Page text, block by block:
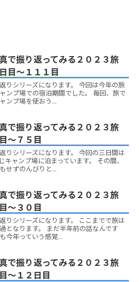
で振り返ってみる２０２３旅
目～１１１目
りシリーズになります。 今回は今年の旅
ンプ場での宿泊期間でした。 毎回、旅で
ンプ場を使おう...
で振り返ってみる２０２３旅
～７５目
りシリーズになります。 今回の三日間は
キャンプ場に泊まっています。 その間、
せずのんびりと...
で振り返ってみる２０２３旅
～３０目
りシリーズになります。 ここまでで旅は
となります。 まだ半年前の話なんです
今年っていう感覚...
で振り返ってみる２０２３旅
～１２日目